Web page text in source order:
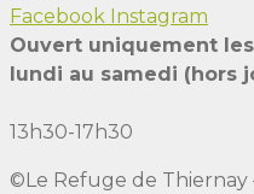
Facebook Instagram
Ouvert uniquement
lundi au samedi (hors
13h30-17h30
©Le Refuge de Thiernay